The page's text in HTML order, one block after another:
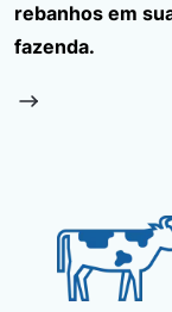
rebanhos em
fazenda.